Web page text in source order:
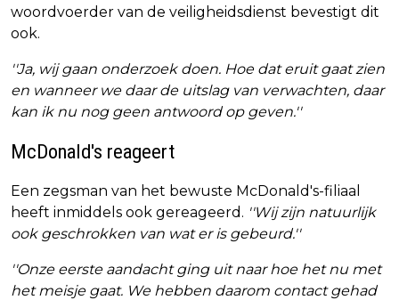
woordvoerder van de veiligheidsdienst bevestigt dit
ook.
''Ja, wij gaan onderzoek doen. Hoe dat eruit gaat zien
en wanneer we daar de uitslag van verwachten, daar
kan ik nu nog geen antwoord op geven.''
McDonald's reageert
Een zegsman van het bewuste McDonald's-filiaal
heeft inmiddels ook gereageerd. ''Wij zijn natuurlijk
ook geschrokken van wat er is gebeurd.''
''Onze eerste aandacht ging uit naar hoe het nu met
het meisje gaat. We hebben daarom contact gehad